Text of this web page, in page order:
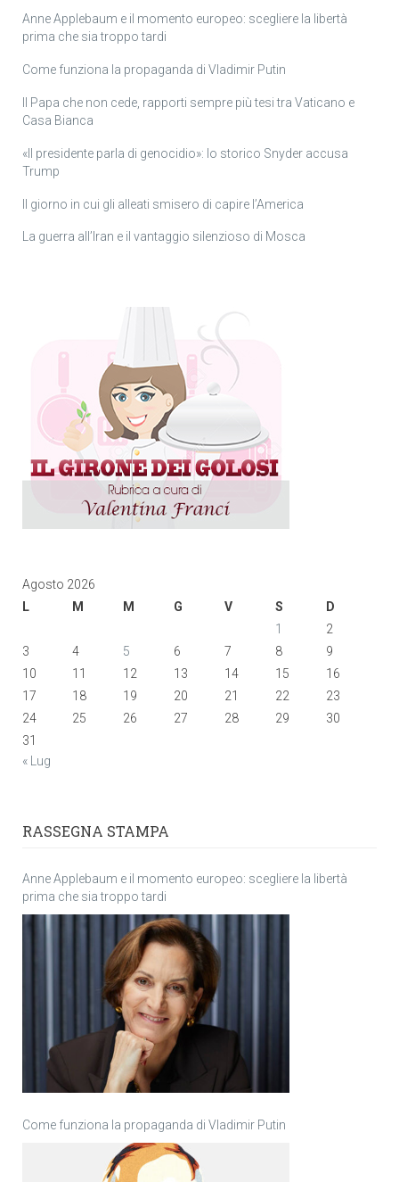
Anne Applebaum e il momento europeo: scegliere la libertà
prima che sia troppo tardi
Come funziona la propaganda di Vladimir Putin
Il Papa che non cede, rapporti sempre più tesi tra Vaticano e
Casa Bianca
«Il presidente parla di genocidio»: lo storico Snyder accusa
Trump
Il giorno in cui gli alleati smisero di capire l’America
La guerra all’Iran e il vantaggio silenzioso di Mosca
Agosto 2026
L
M M G V S
D
1
2
3
4 5 6 7 8
9
10
11 12 13 14 15
16
17
18 19 20 21 22
23
24
25 26 27 28 29
30
31
« Lug
RASSEGNA STAMPA
Anne Applebaum e il momento europeo: scegliere la libertà
prima che sia troppo tardi
Come funziona la propaganda di Vladimir Putin